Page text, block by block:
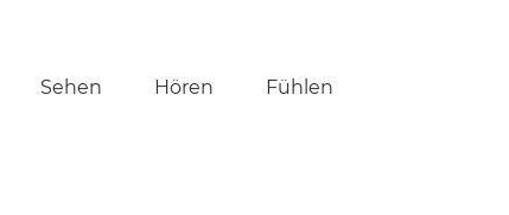
Sehen Hören Fühlen